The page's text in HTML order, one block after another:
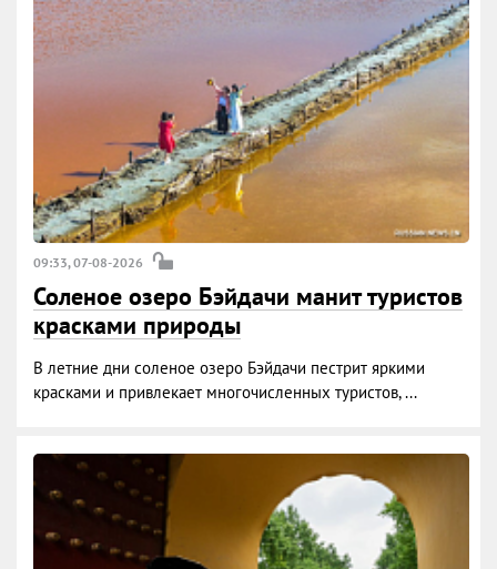
09:33, 07-08-2026
Соленое озеро Бэйдачи манит туристов
красками природы
В летние дни соленое озеро Бэйдачи пестрит яркими
красками и привлекает многочисленных туристов, ...